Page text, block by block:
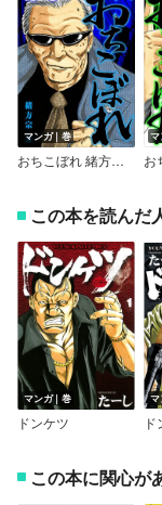
マンガ｜巻
おちこぼれ 緒方宗一編
マ
この本を読んだ
マンガ｜巻
ドンケツ
マ
この本に関心が